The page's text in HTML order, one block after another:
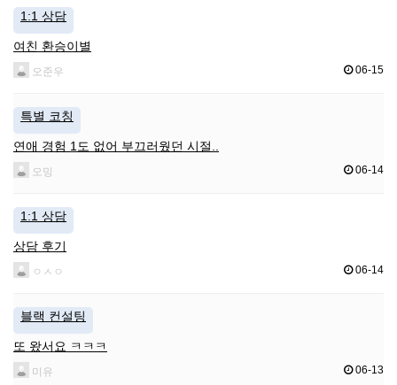
1:1 상담
여친 환승이별
오준우 06-15
특별 코칭
연애 경험 1도 없어 부끄러웠던 시절..
오밍 06-14
1:1 상담
상담 후기
ㅇㅅㅇ 06-14
블랙 컨설팅
또 왔서요 ㅋㅋㅋ
미유 06-13